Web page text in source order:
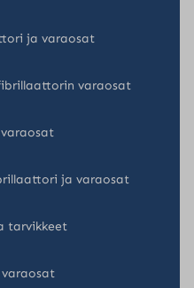
ja varaosat
varaosat
ja varaosat
tarvikkeet